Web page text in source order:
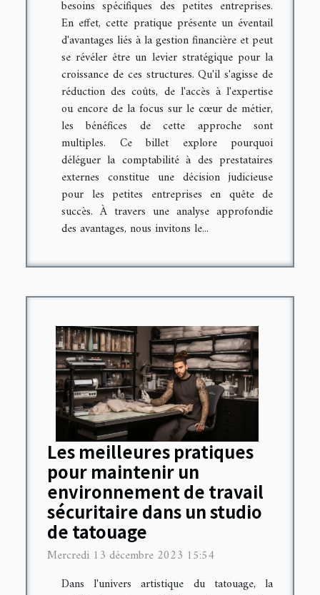
besoins spécifiques des petites entreprises.
En effet, cette pratique présente un éventail
d'avantages liés à la gestion financière et peut
se révéler être un levier stratégique pour la
croissance de ces structures. Qu'il s'agisse de
réduction des coûts, de l'accès à l'expertise
ou encore de la focus sur le cœur de métier,
les bénéfices de cette approche sont
multiples. Ce billet explore pourquoi
déléguer la comptabilité à des prestataires
externes constitue une décision judicieuse
pour les petites entreprises en quête de
succès. À travers une analyse approfondie
des avantages, nous invitons le...
Les meilleures pratiques
pour maintenir un
environnement de travail
sécuritaire dans un studio
de tatouage
Mercredi 13 décembre 2023 15:54
Dans l'univers artistique du tatouage, la